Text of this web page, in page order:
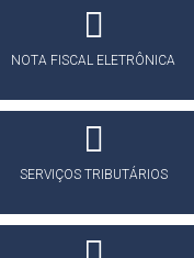
NOTA FISCAL ELETRÔNICA
SERVIÇOS TRIBUTÁRIOS